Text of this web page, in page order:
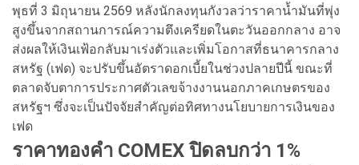
พุธที่ 3 มิถุนายน 2569 หลังนักลงทุนกังวลว่าราคาน้ำมันที่พุ่ง
สูงขึ้นจากสถานการณ์ความตึงเครียดในตะวันออกกลาง อาจ
ส่งผลให้เงินเฟ้อกลับมาเร่งตัวและเพิ่มโอกาสที่ธนาคารกลาง
สหรัฐ (เฟด) จะปรับขึ้นอัตราดอกเบี้ยในช่วงปลายปีนี้ ขณะที่
ตลาดจับตาการประกาศตัวเลขจ้างงานนอกภาคเกษตรของ
สหรัฐฯ ซึ่งจะเป็นปัจจัยสำคัญต่อทิศทางนโยบายการเงินของ
เฟด
ราคาทองคำ COMEX ปิดลบกว่า 1%